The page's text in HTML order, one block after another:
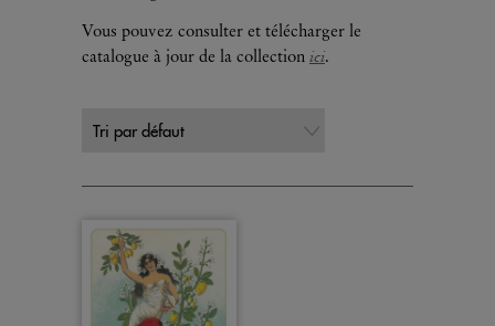
Vous pouvez consulter et télécharger le
catalogue à jour de la collection ici.